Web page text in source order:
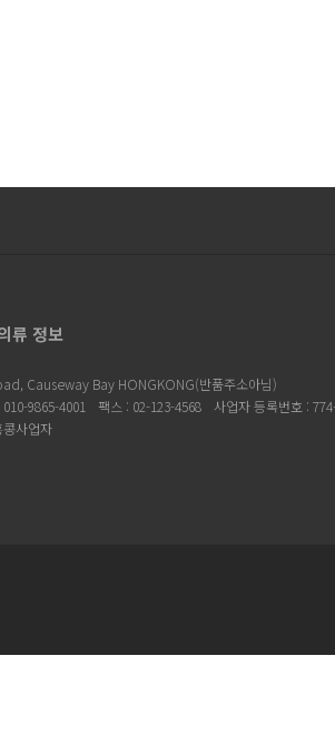
류 정보
Causeway Bay HONGKONG(반품주소아님)
9865-4001 팩스 : 02-123-4568
사업자 등록번호 :
사업자